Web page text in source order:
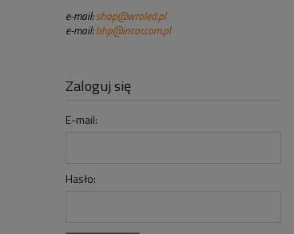
e-mail: shop@wroled.pl
e-mail:bhp@incor.com.pl
Zaloguj się
E-mail:
Hasło: